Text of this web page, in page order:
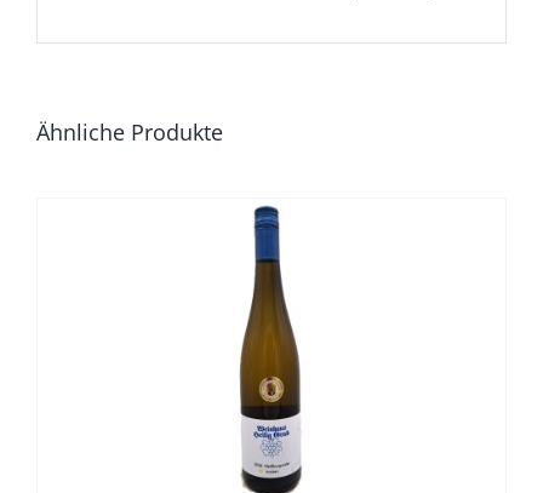
Ähnliche Produkte